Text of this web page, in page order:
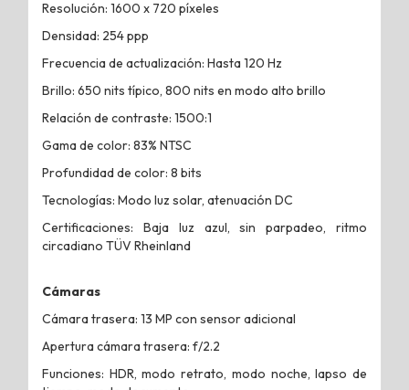
Resolución: 1600 x 720 píxeles
Densidad: 254 ppp
Frecuencia de actualización: Hasta 120 Hz
Brillo: 650 nits típico, 800 nits en modo alto brillo
Relación de contraste: 1500:1
Gama de color: 83% NTSC
Profundidad de color: 8 bits
Tecnologías: Modo luz solar, atenuación DC
Certificaciones: Baja luz azul, sin parpadeo, ritmo
circadiano TÜV Rheinland
Cámaras
Cámara trasera: 13 MP con sensor adicional
Apertura cámara trasera: f/2.2
Funciones: HDR, modo retrato, modo noche, lapso de